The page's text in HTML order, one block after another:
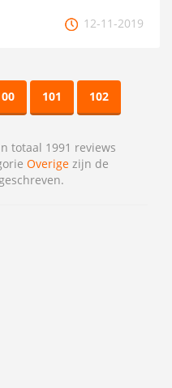
12-11-2019
101 102
totaal 1991 reviews
Overige zijn de